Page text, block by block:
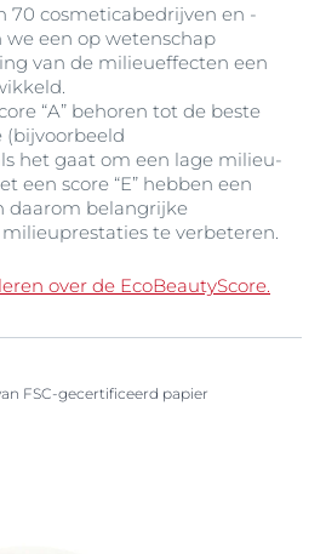
70 cosmeticabedrijven en -
een op wetenschap
van de milieueffecten een
“A” behoren tot de beste
het gaat om een lage milieu-
een score “E” hebben een
daarom belangrijke
te verbeteren.
over de EcoBeautyScore.
FSC-gecertificeerd papier